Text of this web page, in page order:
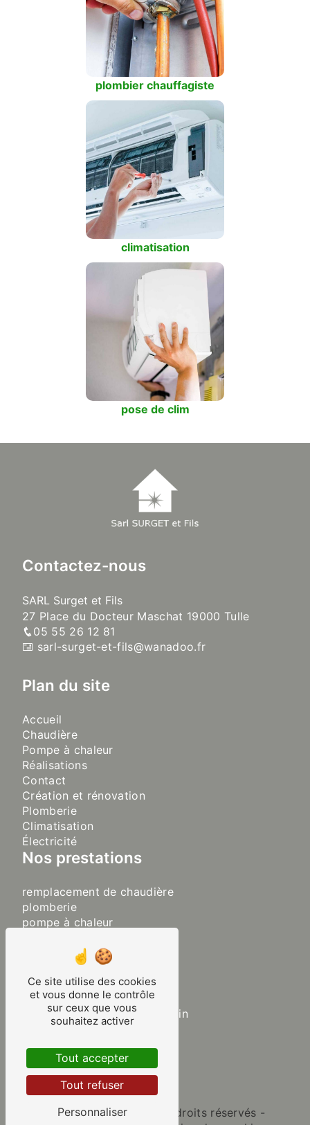
plombier chauffagiste
climatisation
pose de clim
Contactez-nous
SARL Surget et Fils
27 Place du Docteur Maschat 19000 Tulle
05 55 26 12 81
sarl-surget-et-fils@wanadoo.fr
Plan du site
Accueil
Chaudière
Pompe à chaleur
Réalisations
Contact
Création et rénovation
Plomberie
Climatisation
Électricité
Nos prestations
remplacement de chaudière
plomberie
pompe à chaleur
plancher chauffant
chauffage
chauffagiste
aménagement de salle de bain
rénovation de salle de bain
climatisation
pose de clim
Vistalid- 2026 - Tous droits réservés -
Ce site utilise des cookies
et vous donne le contrôle
sur ceux que vous
souhaitez activer
Tout accepter
Tout refuser
Personnaliser